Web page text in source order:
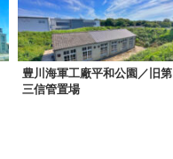
豊川海軍工廠平和公園／旧第
三信管置場